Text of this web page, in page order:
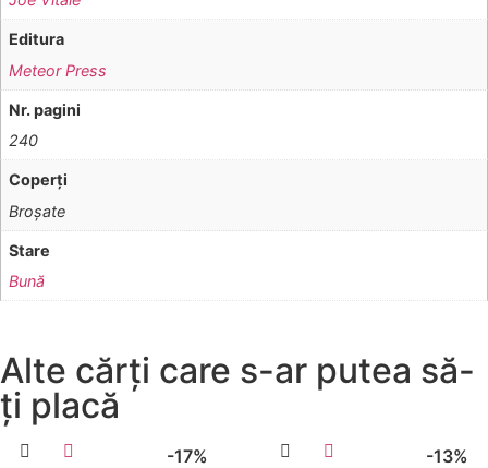
Editura
Meteor Press
Nr. pagini
240
Coperţi
Broşate
Stare
Bună
Alte cărți care s-ar putea să-
ți placă
-17% -13%